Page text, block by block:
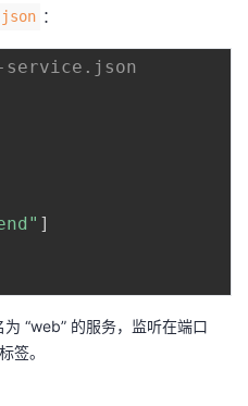
：
]
“web” 的服务，监听在端口
签。